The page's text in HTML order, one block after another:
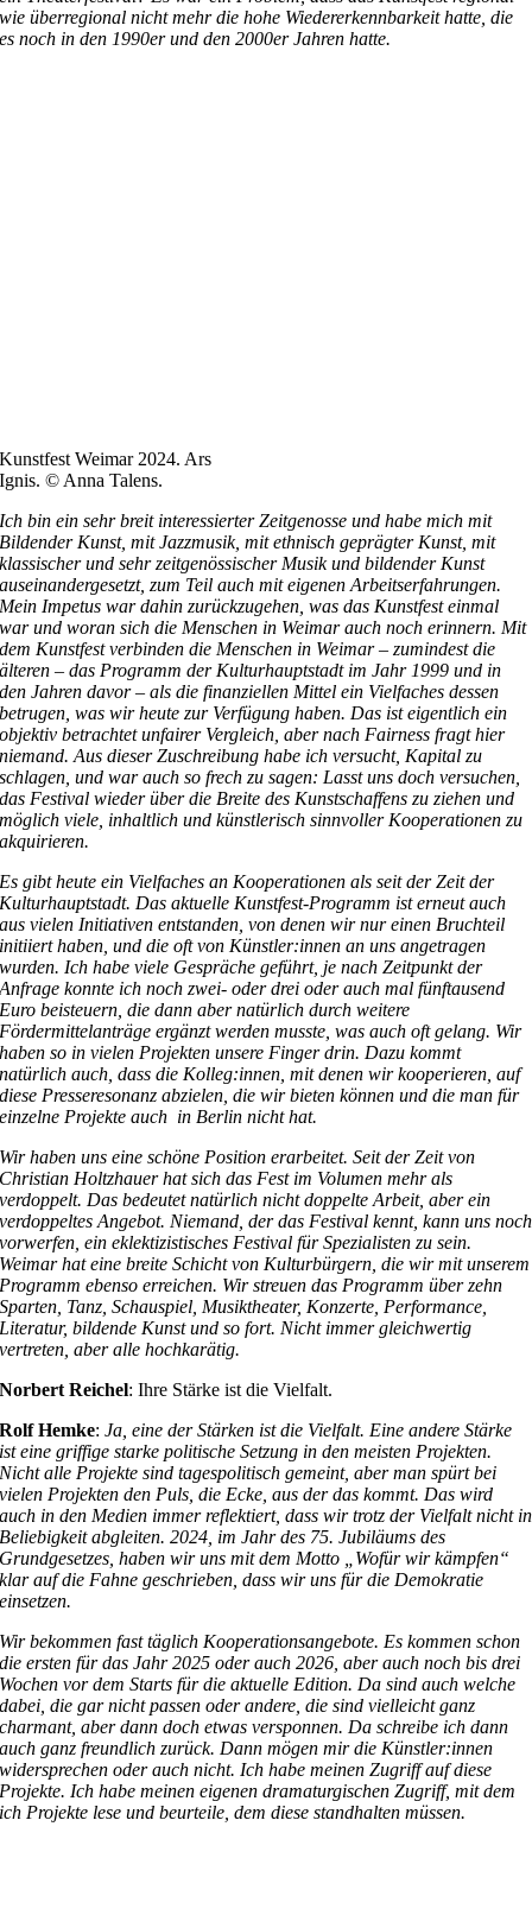
wie überregional nicht mehr die hohe Wiedererkennbarkeit hatte, die
es noch in den 1990er und den 2000er Jahren hatte.
Kunstfest Weimar 2024. Ars
Ignis. © Anna Talens.
Ich bin ein sehr breit interessierter Zeitgenosse und habe mich mit
Bildender Kunst, mit Jazzmusik, mit ethnisch geprägter Kunst, mit
klassischer und sehr zeitgenössischer Musik und bildender Kunst
auseinandergesetzt, zum Teil auch mit eigenen Arbeitserfahrungen.
Mein Impetus war dahin zurückzugehen, was das Kunstfest einmal
war und woran sich die Menschen in Weimar auch noch erinnern. Mit
dem Kunstfest verbinden die Menschen in Weimar – zumindest die
älteren – das Programm der Kulturhauptstadt im Jahr 1999 und in
den Jahren davor – als die finanziellen Mittel ein Vielfaches dessen
betrugen, was wir heute zur Verfügung haben. Das ist eigentlich ein
objektiv betrachtet unfairer Vergleich, aber nach Fairness fragt hier
niemand. Aus dieser Zuschreibung habe ich versucht, Kapital zu
schlagen, und war auch so frech zu sagen: Lasst uns doch versuchen,
das Festival wieder über die Breite des Kunstschaffens zu ziehen und
möglich viele, inhaltlich und künstlerisch sinnvoller Kooperationen zu
akquirieren.
Es gibt heute ein Vielfaches an Kooperationen als seit der Zeit der
Kulturhauptstadt. Das aktuelle Kunstfest-Programm ist erneut auch
aus vielen Initiativen entstanden, von denen wir nur einen Bruchteil
initiiert haben, und die oft von Künstler:innen an uns angetragen
wurden. Ich habe viele Gespräche geführt, je nach Zeitpunkt der
Anfrage konnte ich noch zwei- oder drei oder auch mal fünftausend
Euro beisteuern, die dann aber natürlich durch weitere
Fördermittelanträge ergänzt werden musste, was auch oft gelang. Wir
haben so in vielen Projekten unsere Finger drin. Dazu kommt
natürlich auch, dass die Kolleg:innen, mit denen wir kooperieren, auf
diese Presseresonanz abzielen, die wir bieten können und die man für
einzelne Projekte auch in Berlin nicht hat.
Wir haben uns eine schöne Position erarbeitet. Seit der Zeit von
Christian Holtzhauer hat sich das Fest im Volumen mehr als
verdoppelt. Das bedeutet natürlich nicht doppelte Arbeit, aber ein
verdoppeltes Angebot. Niemand, der das Festival kennt, kann uns noch
vorwerfen, ein eklektizistisches Festival für Spezialisten zu sein.
Weimar hat eine breite Schicht von Kulturbürgern, die wir mit unserem
Programm ebenso erreichen. Wir streuen das Programm über zehn
Sparten, Tanz, Schauspiel, Musiktheater, Konzerte, Performance,
Literatur, bildende Kunst und so fort. Nicht immer gleichwertig
vertreten, aber alle hochkarätig.
Norbert Reichel: Ihre Stärke ist die Vielfalt.
Rolf Hemke:Ja, eine der Stärken ist die Vielfalt. Eine andere Stärke
ist eine griffige starke politische Setzung in den meisten Projekten.
Nicht alle Projekte sind tagespolitisch gemeint, aber man spürt bei
vielen Projekten den Puls, die Ecke, aus der das kommt. Das wird
auch in den Medien immer reflektiert, dass wir trotz der Vielfalt nicht in
Beliebigkeit abgleiten. 2024, im Jahr des 75. Jubiläums des
Grundgesetzes, haben wir uns mit dem Motto „Wofür wir kämpfen“
klar auf die Fahne geschrieben, dass wir uns für die Demokratie
einsetzen.
Wir bekommen fast täglich Kooperationsangebote. Es kommen schon
die ersten für das Jahr 2025 oder auch 2026, aber auch noch bis drei
Wochen vor dem Starts für die aktuelle Edition. Da sind auch welche
dabei, die gar nicht passen oder andere, die sind vielleicht ganz
charmant, aber dann doch etwas versponnen. Da schreibe ich dann
auch ganz freundlich zurück. Dann mögen mir die Künstler:innen
widersprechen oder auch nicht. Ich habe meinen Zugriff auf diese
Projekte. Ich habe meinen eigenen dramaturgischen Zugriff, mit dem
ich Projekte lese und beurteile, dem diese standhalten müssen.